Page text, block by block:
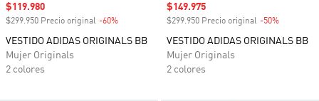
Precio de venta
$119.980
$299.950 Precio original -60%
VESTIDO ADIDAS ORIGINALS BB
Mujer Originals
2 colores
Precio de venta
$149.975
$299.950 Precio original -50%
VESTIDO ADIDAS ORIGINALS BB
Mujer Originals
2 colores